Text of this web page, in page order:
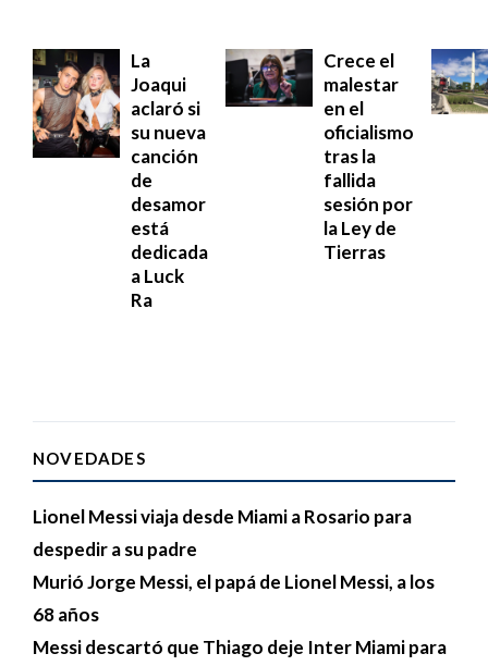
La
Joaqui
aclaró si
su nueva
canción
de
desamor
está
dedicada
a Luck
Ra
Crece el
malestar
en el
oficialismo
tras la
fallida
sesión por
la Ley de
Tierras
NOVEDADES
Lionel Messi viaja desde Miami a Rosario para
despedir a su padre
Murió Jorge Messi, el papá de Lionel Messi, a los
68 años
Messi descartó que Thiago deje Inter Miami para